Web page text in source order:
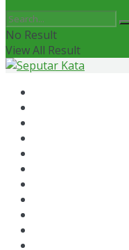
No Result
View All Result